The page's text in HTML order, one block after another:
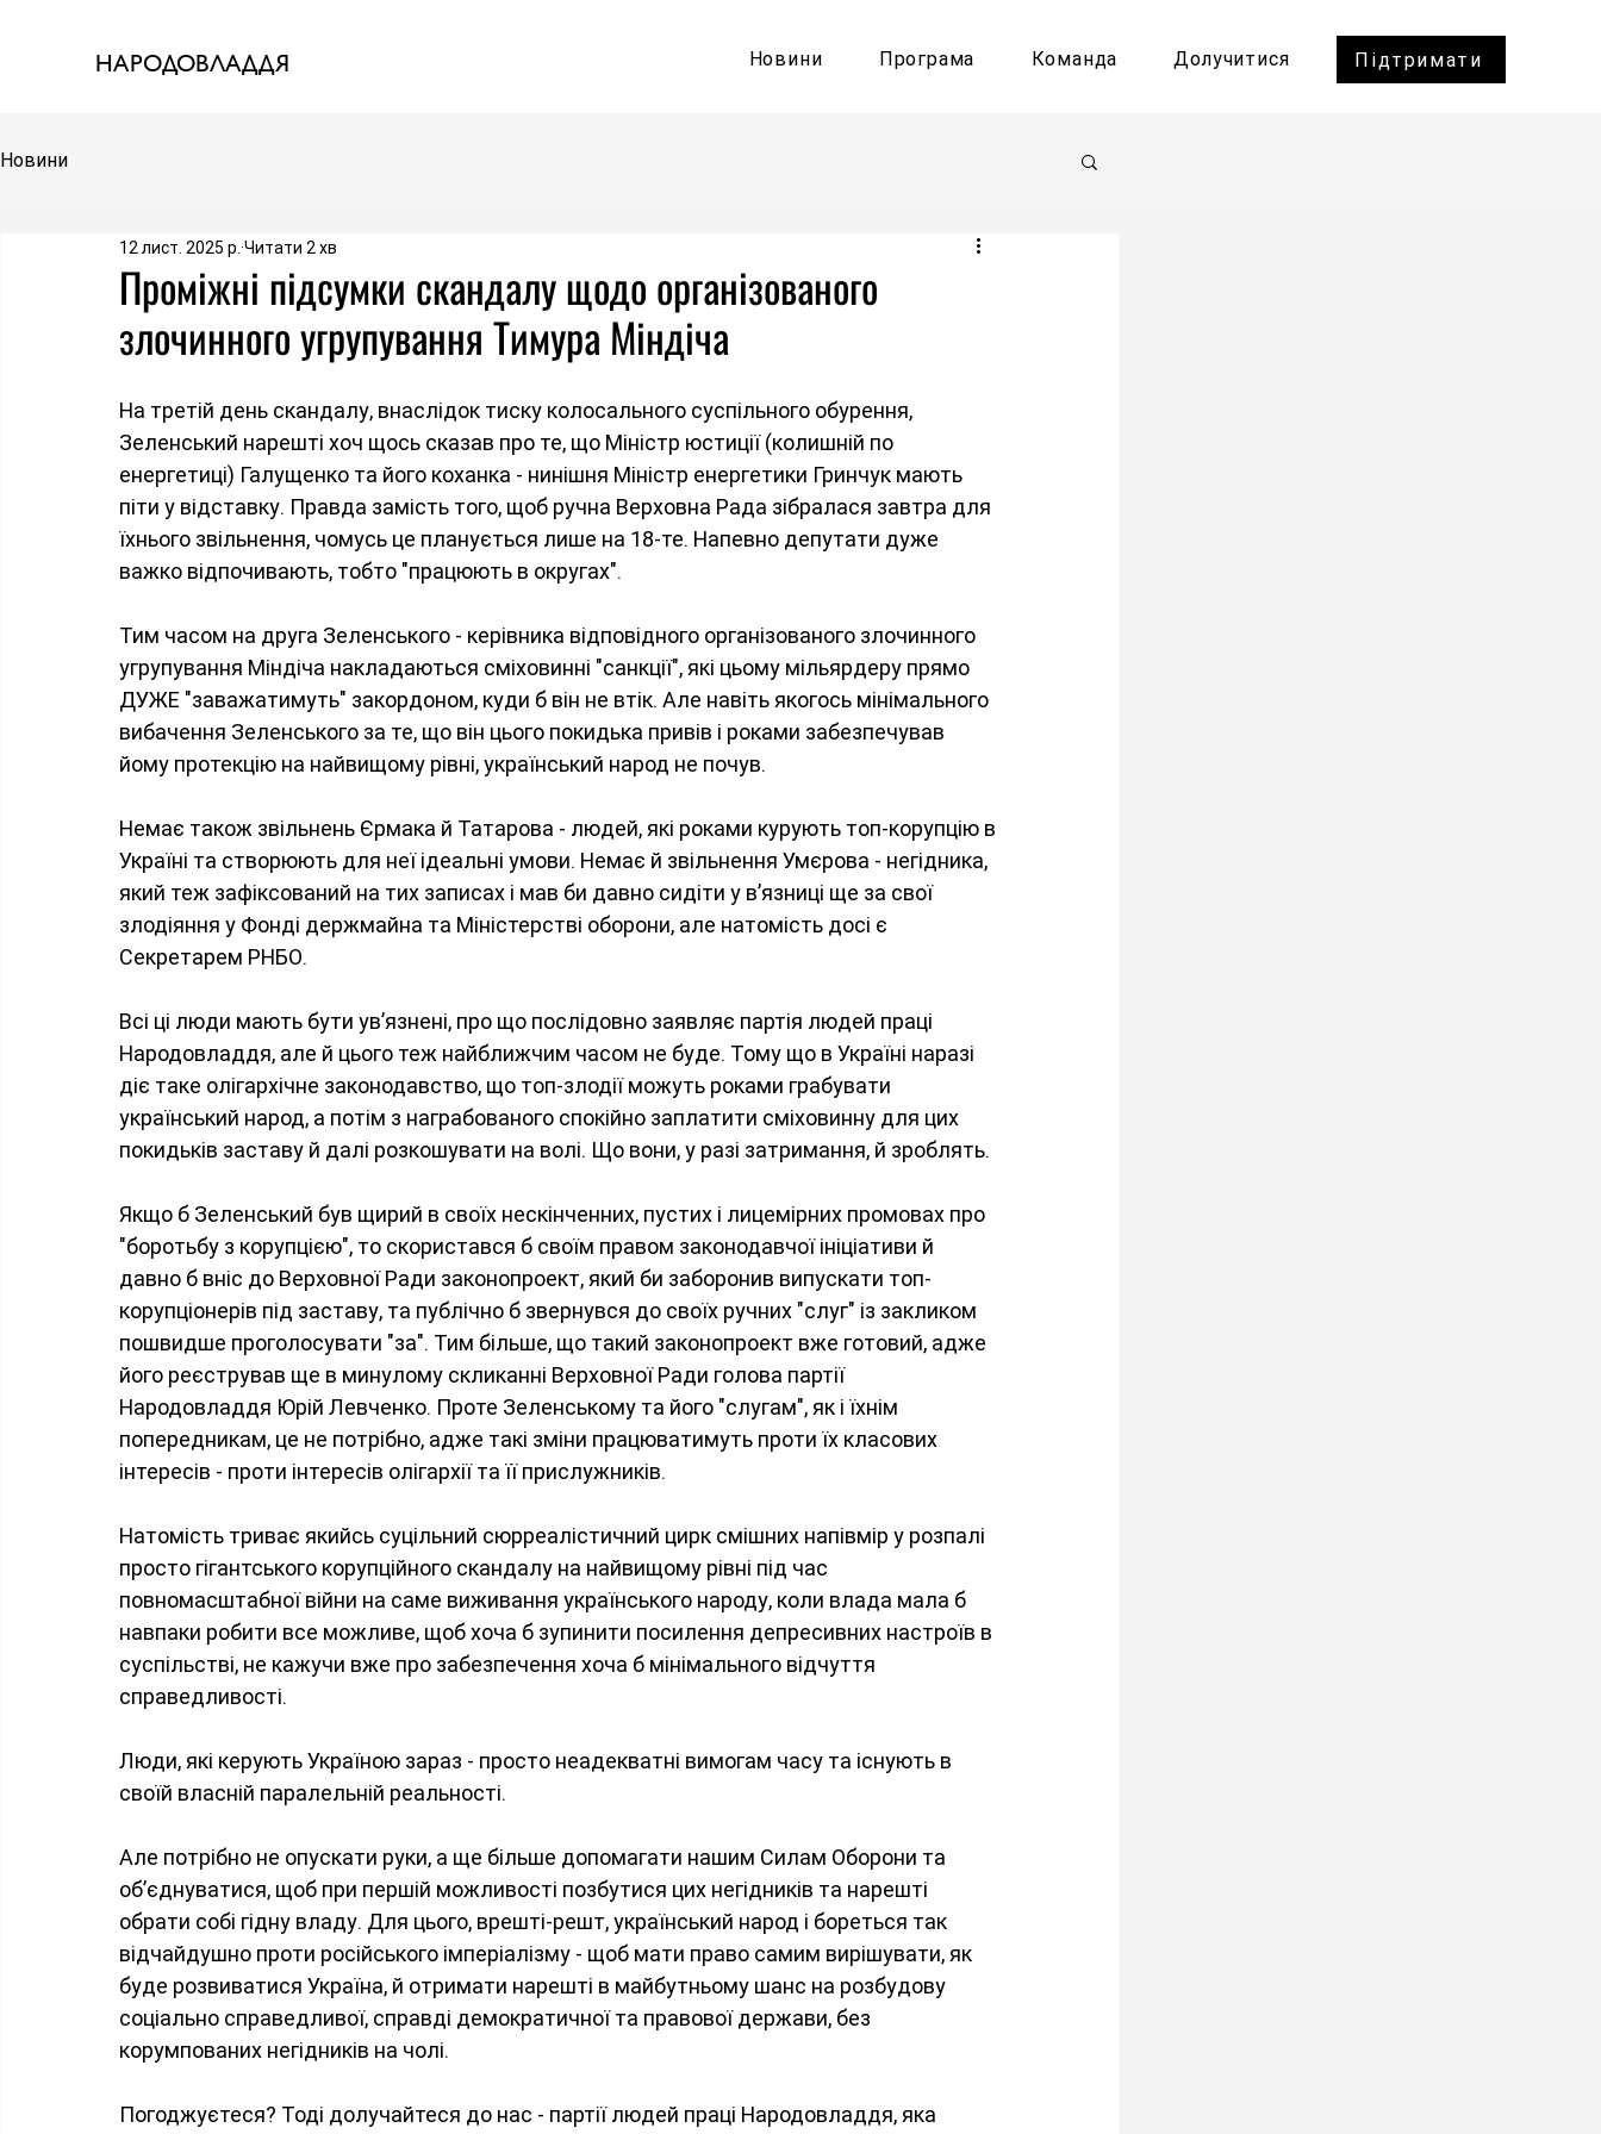
НАРОДОВЛАДДЯ Новини Програма Команда Долучитися Підтримати
Новини
Проміжні підсумки скандалу щодо організованого
злочинного угрупування Тимура Міндіча
12 лист. 2025 р. Читати 2 хв
На третій день скандалу, внаслідок тиску колосального суспільного обурення,
Зеленський нарешті хоч щось сказав про те, що Міністр юстиції (колишній по
енергетиці) Галущенко та його коханка - нинішня Міністр енергетики Гринчук мають
піти у відставку. Правда замість того, щоб ручна Верховна Рада зібралася завтра для
їхнього звільнення, чомусь це планується лише на 18-те. Напевно депутати дуже
важко відпочивають, тобто "працюють в округах".
Тим часом на друга Зеленського - керівника відповідного організованого злочинного
угрупування Міндіча накладаються сміховинні "санкції", які цьому мільярдеру прямо
ДУЖЕ "заважатимуть" закордоном, куди б він не втік. Але навіть якогось мінімального
вибачення Зеленського за те, що він цього покидька привів і роками забезпечував
йому протекцію на найвищому рівні, український народ не почув.
Немає також звільнень Єрмака й Татарова - людей, які роками курують топ-корупцію в
Україні та створюють для неї ідеальні умови. Немає й звільнення Умєрова - негідника,
який теж зафіксований на тих записах і мав би давно сидіти у вʼязниці ще за свої
злодіяння у Фонді держмайна та Міністерстві оборони, але натомість досі є
Секретарем РНБО.
Всі ці люди мають бути увʼязнені, про що послідовно заявляє партія людей праці
Народовладдя, але й цього теж найближчим часом не буде. Тому що в Україні наразі
діє таке олігархічне законодавство, що топ-злодії можуть роками грабувати
український народ, а потім з награбованого спокійно заплатити сміховинну для цих
покидьків заставу й далі розкошувати на волі. Що вони, у разі затримання, й зроблять.
Якщо б Зеленський був щирий в своїх нескінченних, пустих і лицемірних промовах про
"боротьбу з корупцією", то скористався б своїм правом законодавчої ініціативи й
давно б вніс до Верховної Ради законопроект, який би заборонив випускати топ-
корупціонерів під заставу, та публічно б звернувся до своїх ручних "слуг" із закликом
пошвидше проголосувати "за". Тим більше, що такий законопроект вже готовий, адже
його реєстрував ще в минулому скликанні Верховної Ради голова партії
Народовладдя Юрій Левченко. Проте Зеленському та його "слугам", як і їхнім
попередникам, це не потрібно, адже такі зміни працюватимуть проти їх класових
інтересів - проти інтересів олігархії та її прислужників.
Натомість триває якийсь суцільний сюрреалістичний цирк смішних напівмір у розпалі
просто гігантського корупційного скандалу на найвищому рівні під час
повномасштабної війни на саме виживання українського народу, коли влада мала б
навпаки робити все можливе, щоб хоча б зупинити посилення депресивних настроїв в
суспільстві, не кажучи вже про забезпечення хоча б мінімального відчуття
справедливості.
Люди, які керують Україною зараз - просто неадекватні вимогам часу та існують в
своїй власній паралельній реальності.
Але потрібно не опускати руки, а ще більше допомагати нашим Силам Оборони та
обʼєднуватися, щоб при першій можливості позбутися цих негідників та нарешті
обрати собі гідну владу. Для цього, врешті-решт, український народ і бореться так
відчайдушно проти російського імперіалізму - щоб мати право самим вирішувати, як
буде розвиватися Україна, й отримати нарешті в майбутньому шанс на розбудову
соціально справедливої, справді демократичної та правової держави, без
корумпованих негідників на чолі.
Погоджуєтеся? Тоді долучайтеся до нас - партії людей праці Народовладдя, яка